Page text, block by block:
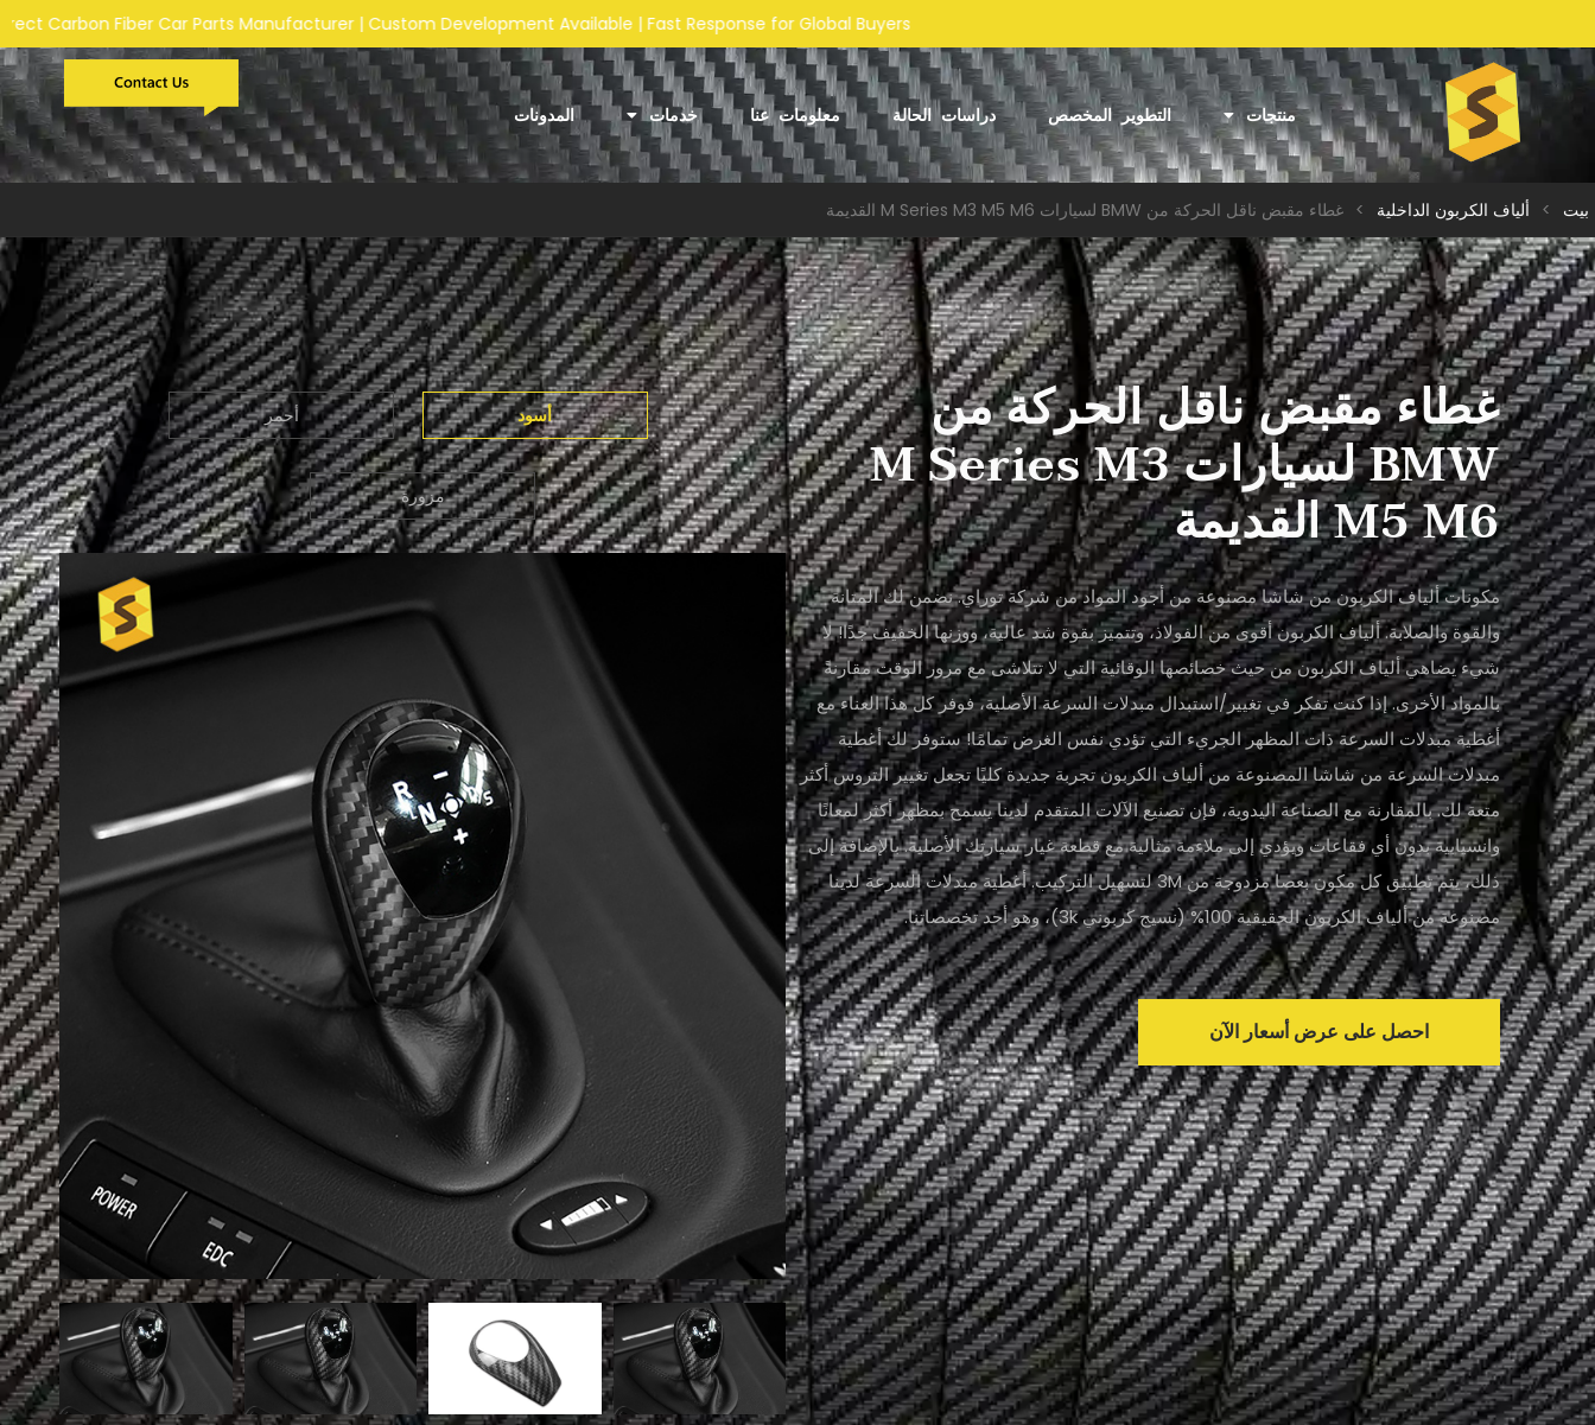
| Custom Development Available | Fast Response for Global Buyers
منتجات التطوير المخصص دراسات الحالة معلومات عنا خدمات المدونات
بيت > ألياف الكربون الداخلية > غطاء مقبض ناقل الحركة من BMW لسيارات M Series M3 M5 M6 القديمة
غطاء مقبض ناقل الحركة من
BMW لسيارات M Series M3
M5 M6 القديمة
مكونات ألياف الكربون من شاشا مصنوعة من أجود المواد من شركة توراي. نضمن لك المتانة
والقوة والصلابة. ألياف الكربون أقوى من الفولاذ، وتتميز بقوة شد عالية، ووزنها الخفيف جدًا! لا
شيء يضاهي ألياف الكربون من حيث خصائصها الوقائية التي لا تتلاشى مع مرور الوقت مقارنةً
بالمواد الأخرى. إذا كنت تفكر في تغيير/استبدال مبدلات السرعة الأصلية، فوفر كل هذا العناء مع
أغطية مبدلات السرعة ذات المظهر الجريء التي تؤدي نفس الغرض تمامًا! ستوفر لك أغطية
مبدلات السرعة من شاشا المصنوعة من ألياف الكربون تجربة جديدة كليًا تجعل تغيير التروس أكثر
متعة لك. بالمقارنة مع الصناعة اليدوية، فإن تصنيع الآلات المتقدم لدينا يسمح بمظهر أكثر لمعانًا
وانسيابية بدون أي فقاعات ويؤدي إلى ملاءمة مثالية مع قطعة غيار سيارتك الأصلية. بالإضافة إلى
ذلك، يتم تطبيق كل مكون بعصا مزدوجة من 3M لتسهيل التركيب. أغطية مبدلات السرعة لدينا
مصنوعة من ألياف الكربون الحقيقية 100% (نسيج كربوني 3k)، وهو أحد تخصصاتنا.
احصل على عرض أسعار الآن
أسود أحمر
مزورة